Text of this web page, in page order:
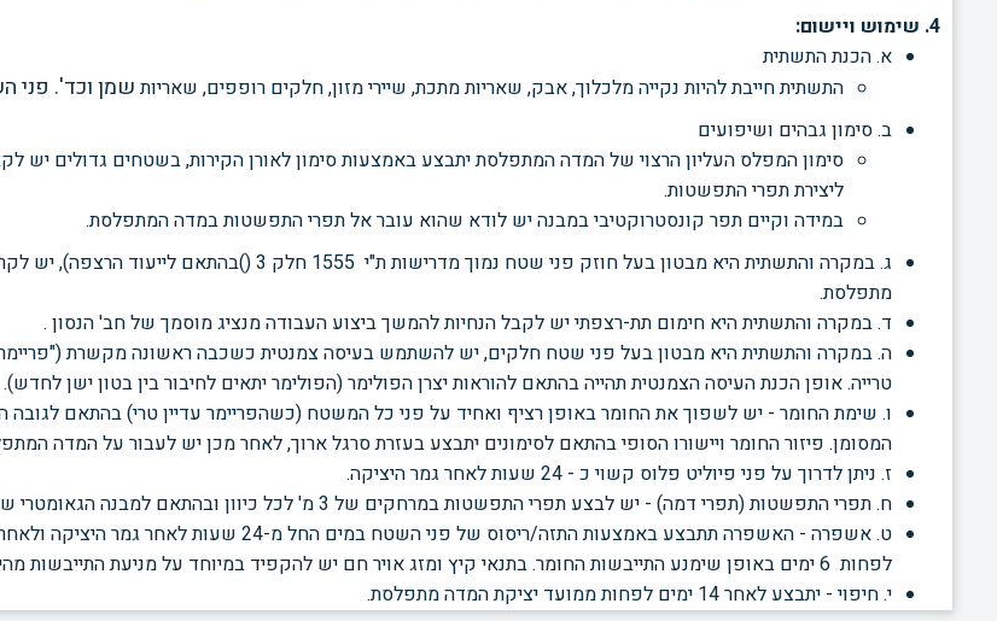
4. שימוש ויישום:
א. הכנת התשתית
התשתית חייבת להיות נקייה מלכלוך, אבק, שאריות מתכת, שיירי מזון, חלקים רופפים, שאריותשמן וכד'. פני
ב. סימון גבהים ושיפועים
סימון המפלס העליון הרצוי של המדה המתפלסת יתבצע באמצעות סימון לאורן הקירות, בשטחים גדולים יש
ליצירת תפרי התפשטות.
במידה וקיים תפר קונסטרוקטיבי במבנה יש לודא שהוא עובר אל תפרי התפשטות במדה המתפלסת.
ג. במקרה והתשתית היא מבטון בעל חוזק פני שטח נמוך מדרישות ת"י 1555 חלק 3 (
)בהתאם לייעוד הרצפה), יש
מתפלסת.
ד. במקרה והתשתית היא חימום תת-רצפתי יש לקבל הנחיות להמשך ביצוע העבודה מנציג מוסמך של חב' הנסון .
ה. במקרה והתשתית היא מבטון בעל פני שטח חלקים, יש להשתמש בעיסה צמנטית כשכבה ראשונהמקשרת
טרייה. אופן הכנתהעיסה הצמנטית תהייה בהתאם להוראות יצרן הפולימר (הפולימר יתאים לחיבור בין בטון ישן לחדש).
ו. שימת החומר - יש לשפוך את החומר באופן רציף ואחיד על פני כל המשטח (כשהפריימר עדייןטרי) בהתאם לגובה
המסומן. פיזור החומר ויישורו הסופי בהתאם לסימונים יתבצע בעזרת סרגל ארוך, לאחר מכן יש לעבור על המדה
ז. ניתן לדרוך על פני פיוליט פלוס קשוי כ - 24 שעות לאחר גמר היציקה.
ח. תפרי התפשטות (תפרי דמה) - יש לבצע תפרי התפשטות במרחקים של 3
מ' לכל כיוון ובהתאם למבנה הגאומטרי
ט. אשפרה - האשפרה תתבצע באמצעות התזה/ריסוס של פני השטח במים החל מ-24
שעות לאחר גמרהיציקה
לפחות 6 ימים
באופן שימנע התייבשות החומר. בתנאי קיץ ומזג אויר חם יש להקפיד במיוחד על מניעת התייבשות
י. חיפוי - יתבצע לאחר 14 ימים לפחות ממועד יציקת המדה מתפלסת.